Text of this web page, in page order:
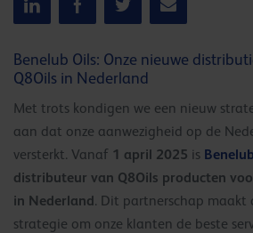
Benelub Oils: Onze nieuwe
Q8Oils in Nederland
Met trots kondigen we een nieuw
aan dat onze aanwezigheid op de
versterkt. Vanaf 1 april 2025 is Benelub
distributeur van Q8Oils producten
in Nederland. Dit partnerschap maakt
strategie om onze klanten de beste